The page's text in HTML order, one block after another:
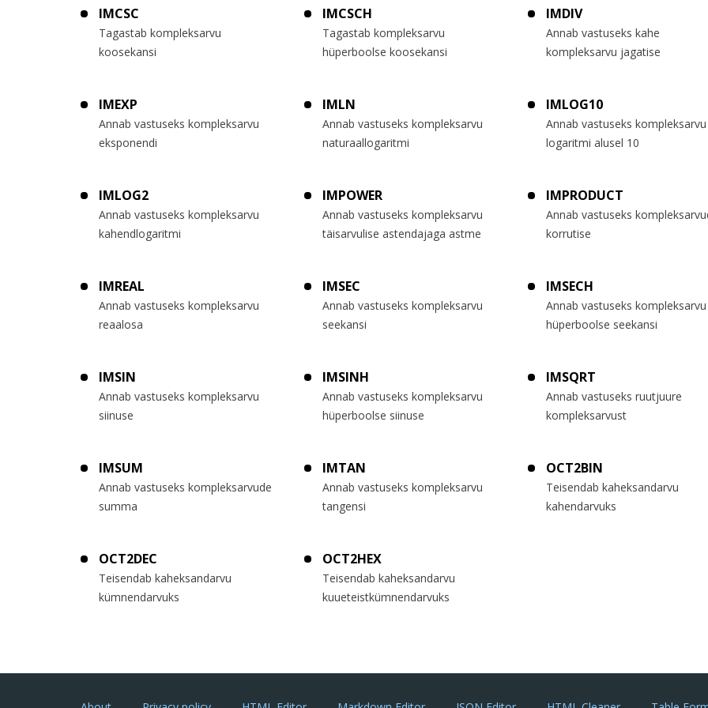
IMCSC
Tagastab kompleksarvu
koosekansi
IMCSCH
Tagastab kompleksarvu
hüperboolse koosekansi
IMDIV
Annab vastuseks kahe
kompleksarvu jagatise
IMEXP
Annab vastuseks kompleksarvu
eksponendi
IMLN
Annab vastuseks kompleksarvu
naturaallogaritmi
IMLOG10
Annab vastuseks kompleksarvu
logaritmi alusel 10
IMLOG2
Annab vastuseks kompleksarvu
kahendlogaritmi
IMPOWER
Annab vastuseks kompleksarvu
täisarvulise astendajaga astme
IMPRODUCT
Annab vastuseks
korrutise
IMREAL
Annab vastuseks kompleksarvu
reaalosa
IMSEC
Annab vastuseks kompleksarvu
seekansi
IMSECH
Annab vastuseks kompleksarvu
hüperboolse seekansi
IMSIN
Annab vastuseks kompleksarvu
siinuse
IMSINH
Annab vastuseks kompleksarvu
hüperboolse siinuse
IMSQRT
Annab vastuseks ruutjuure
kompleksarvust
IMSUM
Annab vastuseks kompleksarvude
summa
IMTAN
Annab vastuseks kompleksarvu
tangensi
OCT2BIN
Teisendab kaheksandarvu
kahendarvuks
OCT2DEC
Teisendab kaheksandarvu
kümnendarvuks
OCT2HEX
Teisendab kaheksandarvu
kuueteistkümnendarvuks